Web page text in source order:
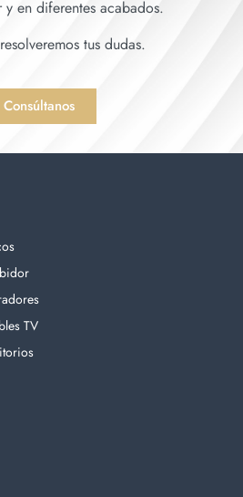
en diferentes acabados.
tus dudas.
Consúltanos
TV